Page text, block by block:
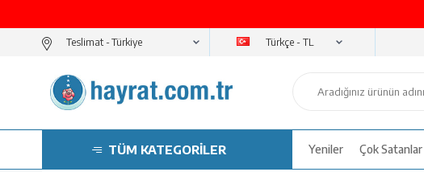
Teslimat - Türkçe - TL
TÜM KATEGORİLER Yeniler Çok Satanlar